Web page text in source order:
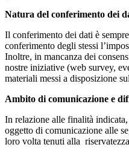
Natura del conferimento dei
Il conferimento dei dati è
conferimento degli stessi
Inoltre, in mancanza dei
nostre iniziative (web survey,
materiali messi a disposizione
Ambito di comunicazione e
In relazione alle finalità
oggetto di comunicazione alle
loro volta tenuti alla